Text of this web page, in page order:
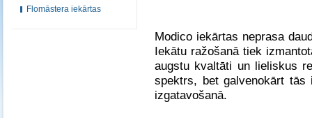
Flomāstera iekārtas
Modico iekārtas neprasa
Iekātu ražošanā tiek
augstu kvaltāti un lieliskus
spektrs, bet galvenokārt tās
izgatavošanā.